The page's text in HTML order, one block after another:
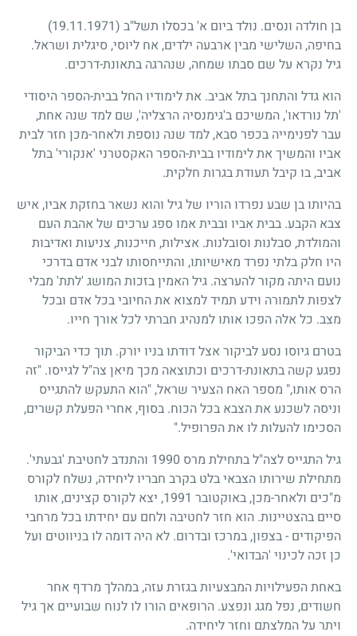
בן חולדה ונסים. נולד ביום א' בכסלו תשל"ב (19.11.1971)
בחיפה, השלישי מבין ארבעה ילדים, אח ליוסי, סיגלית ושראל.
גיל נקרא על שם סבתו שמחה, שנהרגה בתאונת-דרכים.
הוא גדל והתחנך בתל אביב. את לימודיו החל בבית-הספר היסודי
'תל נורדאו', המשיכם ב'גימנסיה הרצליה', שם למד שנה אחת,
עבר לפנימייה בכפר סבא, למד שנה נוספת ולאחר-מכן חזר לבית
אביו והמשיך את לימודיו בבית-הספר האקסטרני 'אנקורי' בתל
אביב, בו קיבל תעודת בגרות חלקית.
בהיותו בן שבע נפרדו הוריו של גיל והוא נשאר בחזקת אביו, איש
צבא הקבע. בבית אביו ובבית אמו ספג ערכים של אהבת העם
והמולדת, סבלנות וסובלנות. אצילות, חייכנות, צניעות ואדיבות
היו חלק בלתי נפרד מאישיותו, והתייחסותו לבני אדם בדרכי
נועם היתה מקור להערצה. גיל האמין בזכות המושג 'לתת' מבלי
לצפות לתמורה וידע תמיד למצוא את החיובי בכל אדם ובכל
מצב. כל אלה הפכו אותו למנהיג חברתי לכל אורך חייו.
בטרם גיוסו נסע לביקור אצל דודתו בניו יורק. תוך כדי הביקור
נפגע קשה בתאונת-דרכים וכתוצאה מכך מיאן צה"ל לגייסו. "זה
הרס אותו," מספר האח הצעיר שראל, "הוא התעקש להתגייס
וניסה לשכנע את הצבא בכל הכוח. בסוף, אחרי הפעלת קשרים,
הסכימו להעלות לו את הפרופיל."
גיל התגייס לצה"ל בתחילת מרס 1990 והתנדב לחטיבת 'גבעתי'.
מתחילת שירותו הצבאי בלט בקרב חבריו ליחידה, נשלח לקורס
מ"כים ולאחר-מכן, באוקטובר 1991, יצא לקורס קצינים, אותו
סיים בהצטיינות. הוא חזר לחטיבה ולחם עם יחידתו בכל מרחבי
הפיקודים - בצפון, במרכז ובדרום. לא היה דומה לו בניווטים ועל
כן זכה לכינוי 'הבדואי'.
באחת הפעילויות המבצעיות בגזרת עזה, במהלך מרדף אחר
חשודים, נפל מגג ונפצע. הרופאים הורו לו לנוח שבועיים אך גיל
ויתר על המלצתם וחזר ליחידה.